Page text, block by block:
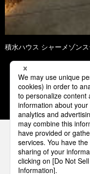
積水ハウス シャーメゾン
1 2
パナソニック